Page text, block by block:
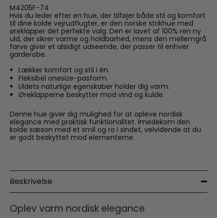
M4205F-74
Hvis du leder efter en hue, der tilføjer både stil og komfort
til dine kolde vejrudflugter, er den norske strikhue med
øreklapper det perfekte valg. Den er lavet af 100% ren ny
uld, der sikrer varme og holdbarhed, mens den mellemgrå
farve giver et alsidigt udseende, der passer til enhver
garderobe.
Lækker komfort og stil i én.
Fleksibel onesize-pasform.
Uldets naturlige egenskaber holder dig varm.
Øreklapperne beskytter mod vind og kulde.
Denne hue giver dig mulighed for at opleve nordisk
elegance med praktisk funktionalitet. Imødekom den
kolde sæson med et smil og ro i sindet, velvidende at du
er godt beskyttet mod elementerne.
Beskrivelse
Oplev varm nordisk elegance